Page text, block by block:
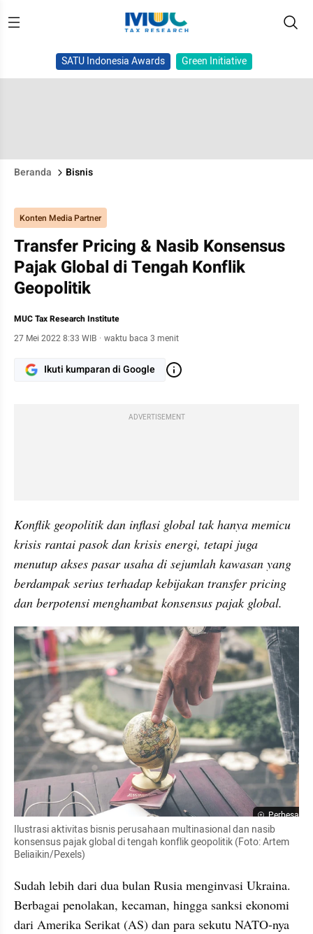
SATU Indonesia Awards Green Initiative
Beranda Bisnis
Konten Media Partner
Transfer Pricing & Nasib Konsensus
Pajak Global di Tengah Konflik
Geopolitik
MUC Tax Research Institute
27 Mei 2022 8:33 WIB · waktu baca 3 menit
Ikuti kumparan di Google
ADVERTISEMENT
Konflik geopolitik dan inflasi global tak hanya memicu
krisis rantai pasok dan krisis energi, tetapi juga
menutup akses pasar usaha di sejumlah kawasan yang
berdampak serius terhadap kebijakan transfer pricing
dan berpotensi menghambat konsensus pajak global.
Perbesar
Ilustrasi aktivitas bisnis perusahaan multinasional dan nasib
konsensus pajak global di tengah konflik geopolitik (Foto: Artem
Beliaikin/Pexels)
Sudah lebih dari dua bulan Rusia menginvasi Ukraina.
Berbagai penolakan, kecaman, hingga sanksi ekonomi
dari Amerika Serikat (AS) dan para sekutu NATO-nya